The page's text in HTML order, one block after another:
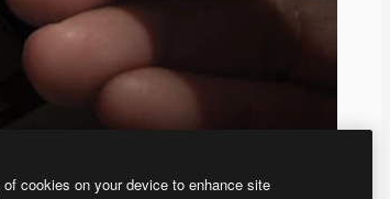
cookies on your device to enhance site